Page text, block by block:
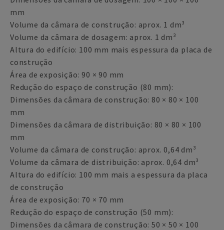
mm
Volume da câmara de construção: aprox. 1 dm³
Volume da câmara de dosagem: aprox. 1 dm³
Altura do edifício: 100 mm mais espessura da placa de
construção
Área de exposição: 90 × 90 mm
Redução do espaço de construção (80 mm):
Dimensões da câmara de construção: 80 × 80 × 100
mm
Dimensões da câmara de distribuição: 80 × 80 × 100
mm
Volume da câmara de construção: aprox. 0,64 dm³
Volume da câmara de distribuição: aprox. 0,64 dm³
Altura do edifício: 100 mm mais a espessura da placa
de construção
Área de exposição: 70 × 70 mm
Redução do espaço de construção (50 mm):
Dimensões da câmara de construção: 50 × 50 × 100